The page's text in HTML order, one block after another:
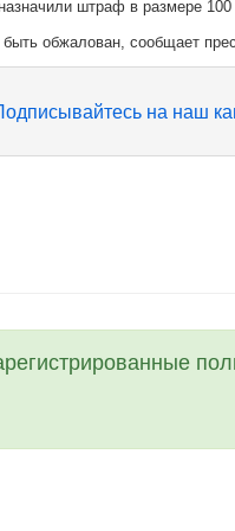
штраф в размере 100
обжалован, сообщает
на наш